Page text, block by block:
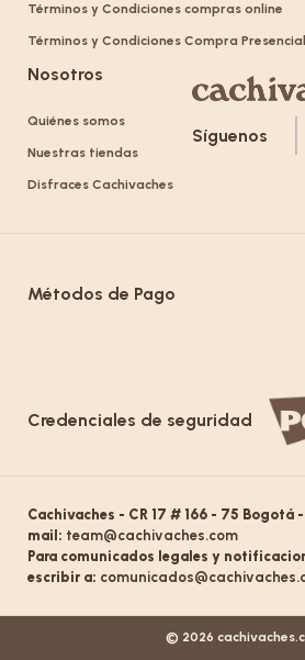
Términos y Condiciones compras online
Términos y Condiciones Compra Presencial
Nosotros
Quiénes somos
Nuestras tiendas
Disfraces Cachivaches
Síguenos
Métodos de Pago
Credenciales de seguridad
Cachivaches - CR 17 # 166 - 75 Bogotá
mail: team@cachivaches.com
Para comunicados legales y
escribir a:
© 2026